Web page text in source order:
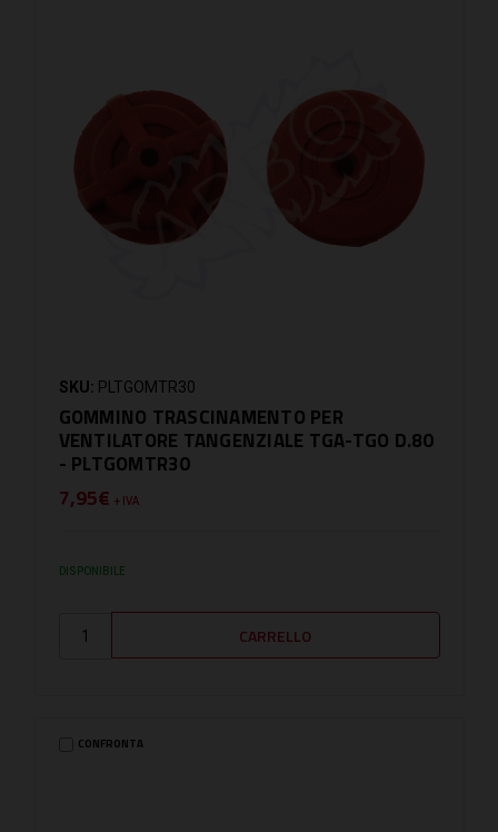
SKU: PLTGOMTR30
GOMMINO TRASCINAMENTO PER
VENTILATORE TANGENZIALE TGA-TGO D.80
- PLTGOMTR30
7,95€ + IVA
DISPONIBILE
CONFRONTA